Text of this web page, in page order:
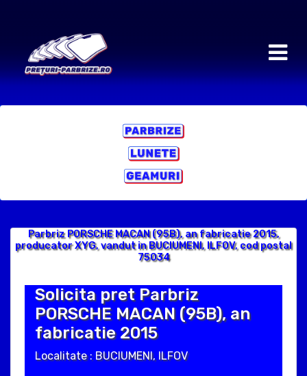
Parbriz PORSCHE MACAN (95B), an fabricatie 2015,
producator XYG, vandut in BUCIUMENI, ILFOV, cod postal
75034
Solicita pret Parbriz
PORSCHE MACAN (95B), an
fabricatie 2015
Localitate : BUCIUMENI, ILFOV